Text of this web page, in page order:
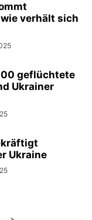
verhält sich
geflüchtete
Ukrainer
Ukraine